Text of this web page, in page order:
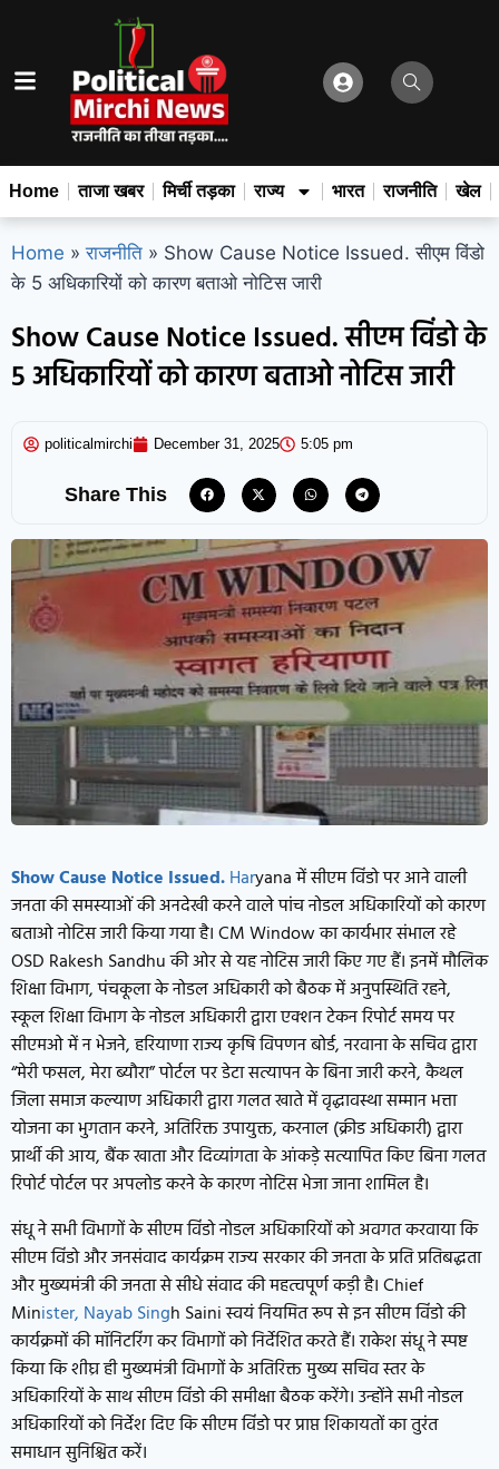
Home ताजा खबर मिर्ची तड़का राज्य भारत राजनीति खेल
Home » राजनीति » Show Cause Notice Issued. सीएम विंडो
के 5 अधिकारियों को कारण बताओ नोटिस जारी
Show Cause Notice Issued. सीएम विंडो के
5 अधिकारियों को कारण बताओ नोटिस जारी
politicalmirchi December 31, 2025 5:05 pm
Share This
Show Cause Notice Issued.Haryana में सीएम विंडो पर आने वाली
जनता की समस्याओं की अनदेखी करने वाले पांच नोडल अधिकारियों को कारण
बताओ नोटिस जारी किया गया है। CM Window का कार्यभार संभाल रहे
OSD Rakesh Sandhu की ओर से यह नोटिस जारी किए गए हैं। इनमें मौलिक
शिक्षा विभाग, पंचकूला के नोडल अधिकारी को बैठक में अनुपस्थिति रहने,
स्कूल शिक्षा विभाग के नोडल अधिकारी द्वारा एक्शन टेकन रिपोर्ट समय पर
सीएमओ में न भेजने, हरियाणा राज्य कृषि विपणन बोर्ड, नरवाना के सचिव द्वारा
“मेरी फसल, मेरा ब्यौरा” पोर्टल पर डेटा सत्यापन के बिना जारी करने, कैथल
जिला समाज कल्याण अधिकारी द्वारा गलत खाते में वृद्धावस्था सम्मान भत्ता
योजना का भुगतान करने, अतिरिक्त उपायुक्त, करनाल (क्रीड अधिकारी) द्वारा
प्रार्थी की आय, बैंक खाता और दिव्यांगता के आंकड़े सत्यापित किए बिना गलत
रिपोर्ट पोर्टल पर अपलोड करने के कारण नोटिस भेजा जाना शामिल है।
संधू ने सभी विभागों के सीएम विंडो नोडल अधिकारियों को अवगत करवाया कि
सीएम विंडो और जनसंवाद कार्यक्रम राज्य सरकार की जनता के प्रति प्रतिबद्धता
और मुख्यमंत्री की जनता से सीधे संवाद की महत्वपूर्ण कड़ी है। Chief
Minister, Nayab Singh Saini स्वयं नियमित रूप से इन सीएम विंडो की
कार्यक्रमों की मॉनिटरिंग कर विभागों को निर्देशित करते हैं। राकेश संधू ने स्पष्ट
किया कि शीघ्र ही मुख्यमंत्री विभागों के अतिरिक्त मुख्य सचिव स्तर के
अधिकारियों के साथ सीएम विंडो की समीक्षा बैठक करेंगे। उन्होंने सभी नोडल
अधिकारियों को निर्देश दिए कि सीएम विंडो पर प्राप्त शिकायतों का तुरंत
समाधान सुनिश्चित करें।